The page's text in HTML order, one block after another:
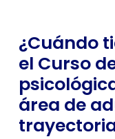
¿Cuándo
el Curso
área de